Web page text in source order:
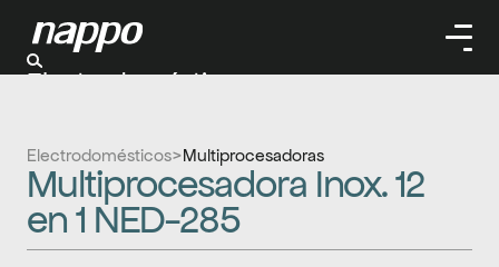
Electrodomésticos>Multiprocesadoras
Multiprocesadora Inox. 12
en 1 NED-285
Electrodomésticos
Limpieza
Herramientas
Climatizaación